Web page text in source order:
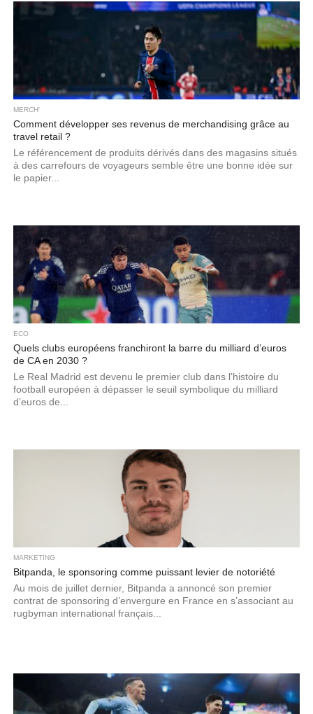
MERCH'
Comment développer ses revenus de merchandising grâce au
travel retail ?
Le référencement de produits dérivés dans des magasins situés
à des carrefours de voyageurs semble être une bonne idée sur
le papier...
ECO
Quels clubs européens franchiront la barre du milliard d’euros
de CA en 2030 ?
Le Real Madrid est devenu le premier club dans l’histoire du
football européen à dépasser le seuil symbolique du milliard
d’euros de...
MARKETING
Bitpanda, le sponsoring comme puissant levier de notoriété
Au mois de juillet dernier, Bitpanda a annoncé son premier
contrat de sponsoring d’envergure en France en s’associant au
rugbyman international français...